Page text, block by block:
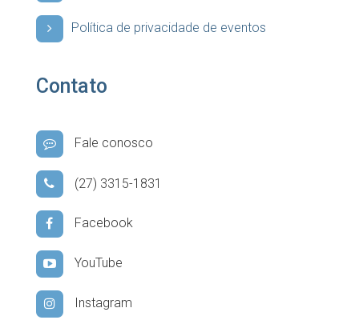
Política de privacidade de eventos
Contato
Fale conosco
(27) 3315-1831
Facebook
YouTube
Instagram